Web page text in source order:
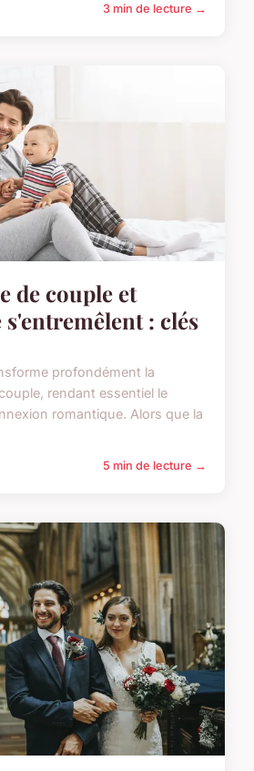
3 min de lecture →
de couple et
: clés
profondément la
rendant essentiel le
romantique. Alors que la
5 min de lecture →